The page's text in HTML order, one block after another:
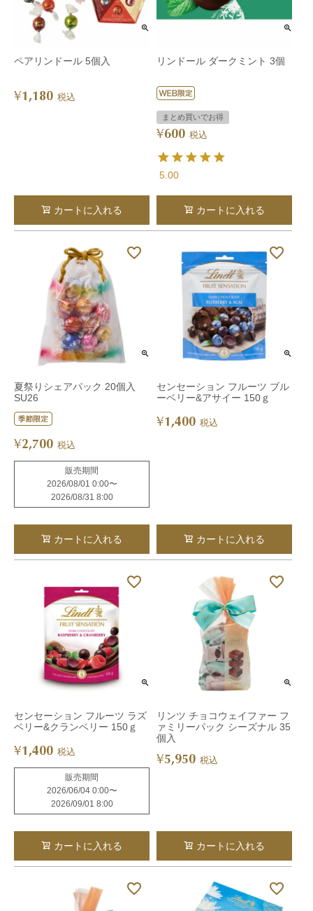
ペアリンドール 5個入
¥1,180 税込
カートに入れる
リンドール ダークミント 3個
まとめ買いでお得
¥600 税込
5.00
カートに入れる
夏祭りシェアパック 20個入
SU26
¥2,700 税込
販売期間
2026/08/01 0:00〜
2026/08/31 8:00
カートに入れる
センセーション フルーツ ブル
ーベリー&アサイー 150ｇ
¥1,400 税込
カートに入れる
センセーション フルーツ ラズ
ベリー&クランベリー 150ｇ
¥1,400 税込
販売期間
2026/06/04 0:00〜
2026/09/01 8:00
カートに入れる
リンツ チョコウェイファー フ
ァミリーパック シーズナル 35
個入
¥5,950 税込
カートに入れる